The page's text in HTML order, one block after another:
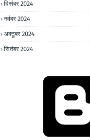
दिसंबर 2024
नवंबर 2024
अक्टूबर 2024
सितंबर 2024